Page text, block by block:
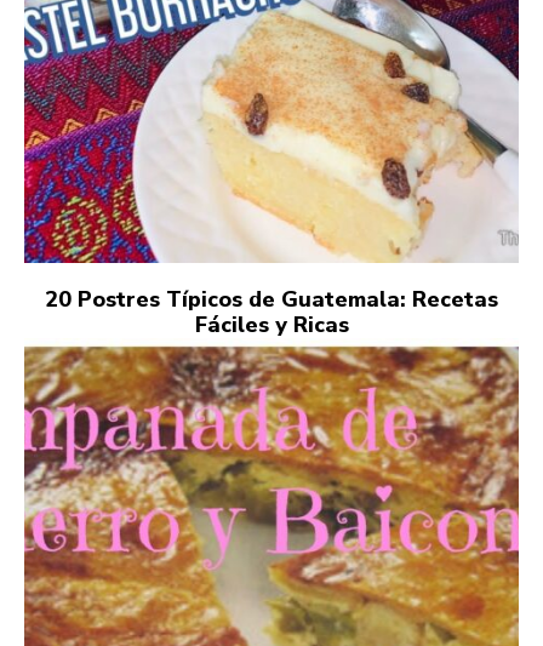
20 Postres Típicos de Guatemala: Recetas
Fáciles y Ricas